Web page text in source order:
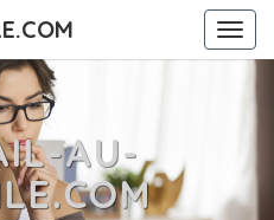
AU-